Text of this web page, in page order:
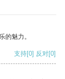
的魅力。
支持[0] 反对[0]